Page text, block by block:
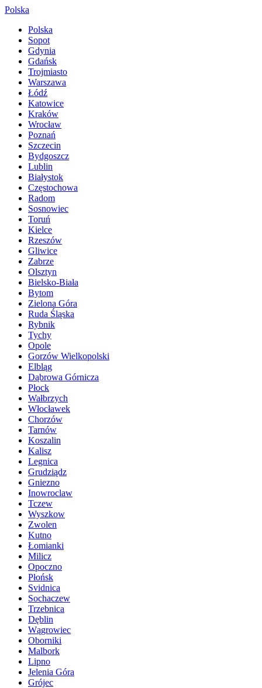
Polska
Polska
Sopot
Gdynia
Gdańsk
Trojmiasto
Warszawa
Łódź
Katowice
Kraków
Wrocław
Poznań
Szczecin
Bydgoszcz
Lublin
Białystok
Częstochowa
Radom
Sosnowiec
Toruń
Kielce
Rzeszów
Gliwice
Zabrze
Olsztyn
Bielsko-Biała
Bytom
Zielona Góra
Ruda Śląska
Rybnik
Tychy
Opole
Gorzów Wielkopolski
Elbląg
Dąbrowa Górnicza
Płock
Wałbrzych
Włocławek
Chorzów
Tarnów
Koszalin
Kalisz
Legnica
Grudziądz
Gniezno
Inowroclaw
Tczew
Wyszkow
Zwolen
Kutno
Łomianki
Milicz
Opoczno
Płońsk
Svidnica
Sochaczew
Trzebnica
Dęblin
Wągrowiec
Oborniki
Malbork
Lipno
Jelenia Góra
Grójec